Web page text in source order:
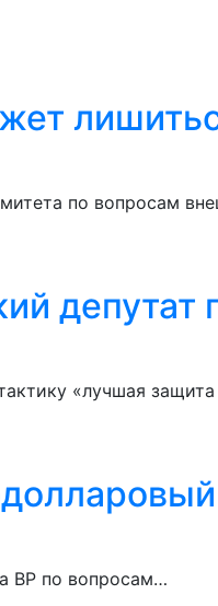
по вопросам
депутат
«лучшая
ВР по вопросам…